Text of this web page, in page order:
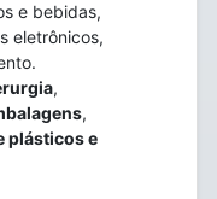
e bebidas,
eletrônicos,
,
,
plásticos e